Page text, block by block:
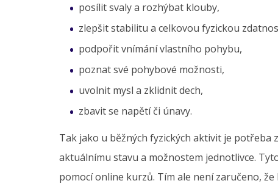
posílit svaly a rozhýbat klouby,
zlepšit stabilitu a celkovou fyzickou
podpořit vnímání vlastního pohybu,
poznat své pohybové možnosti,
uvolnit mysl a zklidnit dech,
zbavit se napětí či únavy.
Tak jako u běžných fyzických aktivit je potřeba
aktuálnímu stavu a možnostem jednotlivce.
pomocí online kurzů. Tím ale není zaručeno,